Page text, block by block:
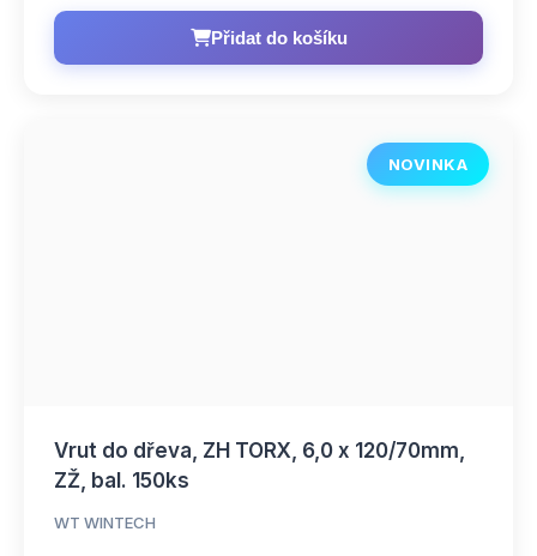
Přidat do košíku
NOVINKA
Vrut do dřeva, ZH TORX, 6,0 x 120/70mm,
ZŽ, bal. 150ks
WT WINTECH